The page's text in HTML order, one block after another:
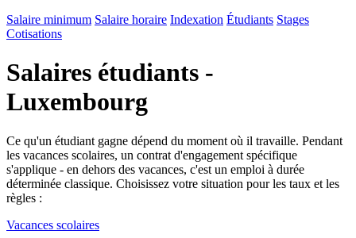
Salaire minimum Salaire horaire Indexation Étudiants Stages
Cotisations
Salaires étudiants -
Luxembourg
Ce qu'un étudiant gagne dépend du moment où il travaille. Pendant
les vacances scolaires, un contrat d'engagement spécifique
s'applique - en dehors des vacances, c'est un emploi à durée
déterminée classique. Choisissez votre situation pour les taux et les
règles :
Vacances scolaires